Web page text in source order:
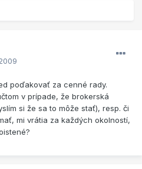
poďakovať za cenné rady.
v prípade, že brokerská
si že sa to môže stať), resp. či
mi vrátia za každých okolností,